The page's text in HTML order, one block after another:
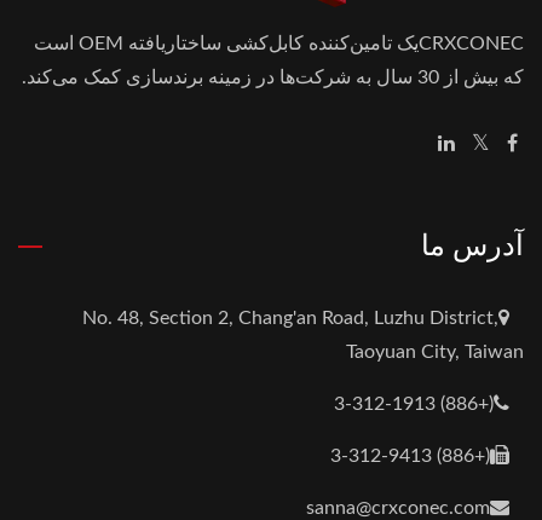
CRXCONECیک تامین‌کننده کابل‌کشی ساختاریافته OEM است
که بیش از 30 سال به شرکت‌ها در زمینه برندسازی کمک می‌کند.
آدرس ما
No. 48, Section 2, Chang'an Road, Luzhu District,
Taoyuan City, Taiwan
(+886) 3-312-1913
(+886) 3-312-9413
sanna@crxconec.com